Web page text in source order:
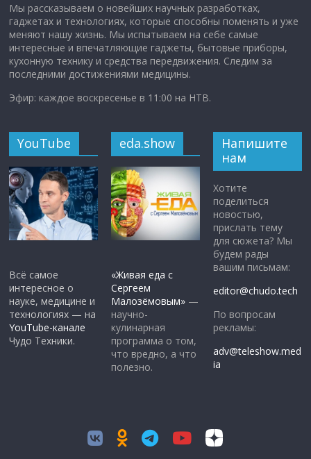
Мы рассказываем о новейших научных разработках,
гаджетах и технологиях, которые способны поменять и уже
меняют нашу жизнь. Мы испытываем на себе самые
интересные и впечатляющие гаджеты, бытовые приборы,
кухонную технику и средства передвижения. Следим за
последними достижениями медицины.
Эфир: каждое воскресенье в 11:00 на НТВ.
YouTube
Всё самое
интересное о
науке, медицине и
технологиях — на
YouTube-канале
Чудо Техники.
eda.show
«Живая еда с
Сергеем
Малозёмовым» —
научно-
кулинарная
программа о том,
что вредно, а что
полезно.
Напишите
нам
Хотите
поделиться
новостью,
прислать тему
для сюжета? Мы
будем рады
вашим письмам:
editor@chudo.tech
По вопросам
рекламы:
adv@teleshow.med
ia